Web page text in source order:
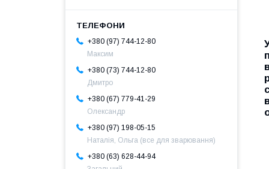
+380 (97) 744-12-80
Максим
+380 (73) 744-12-80
Дмитро
+380 (67) 779-41-29
Олександр
+380 (97) 198-05-15
Наталія, Ольга (все для зварювання)
+380 (63) 628-44-94